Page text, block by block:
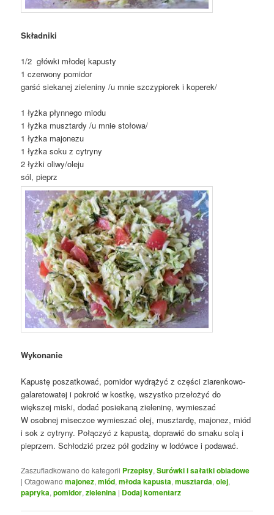
Składniki
1/2 główki młodej kapusty
1 czerwony pomidor
garść siekanej zieleniny /u mnie szczypiorek i koperek/
1 łyżka płynnego miodu
1 łyżka musztardy /u mnie stołowa/
1 łyżka majonezu
1 łyżka soku z cytryny
2 łyżki oliwy/oleju
sól, pieprz
Wykonanie
Kapustę poszatkować, pomidor wydrążyć z części ziarenkowo-
galaretowatej i pokroić w kostkę, wszystko przełożyć do
większej miski, dodać posiekaną zieleninę, wymieszać
W osobnej miseczce wymieszać olej, musztardę, majonez, miód
i sok z cytryny. Połączyć z kapustą, doprawić do smaku solą i
pieprzem. Schłodzić przez pół godziny w lodówce i podawać.
Zaszufladkowano do kategorii Przepisy,Surówki i sałatki obiadowe
|Otagowano majonez,miód,młoda kapusta,musztarda,olej,
papryka,pomidor,zielenina | Dodaj komentarz